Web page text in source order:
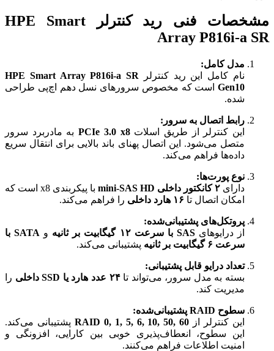
مشخصات فنی رید کنترلر HPE Smart
Array P816i-a SR
مدل کامل:
نام کامل این رید کنترلر HPE Smart Array P816i-a SR
Gen10 است که مخصوص سرورهای نسل دهم اچ‌پی طراحی
شده.
رابط اتصال به سرور:
این کنترلر از طریق اسلاتPCIe 3.0 x8به مادربرد سرور
متصل می‌شود. این اتصال پهنای باند بالایی برای انتقال سریع
داده‌ها فراهم می‌کند.
نوع پورت‌ها:
دارای ۲ کانکتور داخلی mini-SAS HD
با پیکربندی x8 است که
امکان اتصال تا ۱۶ هارد داخلی را فراهم می‌کند.
پروتکل‌های پشتیبانی‌شده:
از درایوهایSAS با سرعت ۱۲ گیگابیت بر ثانیه و
SATA با
سرعت ۶ گیگابیت بر ثانیه
پشتیبانی می‌کند.
تعداد درایو قابل پشتیبانی:
بسته به مدل سرور، می‌تواند تا۲۴ عدد هارد یا SSD داخلی
را
مدیریت کند.
سطوح RAID پشتیبانی‌شده:
این کنترلر از RAID 0, 1, 5, 6, 10, 50, 60 پشتیبانی می‌کند.
این سطوح، انعطاف‌پذیری خوبی بین کارایی، افزونگی و
امنیت اطلاعات فراهم می‌کنند.